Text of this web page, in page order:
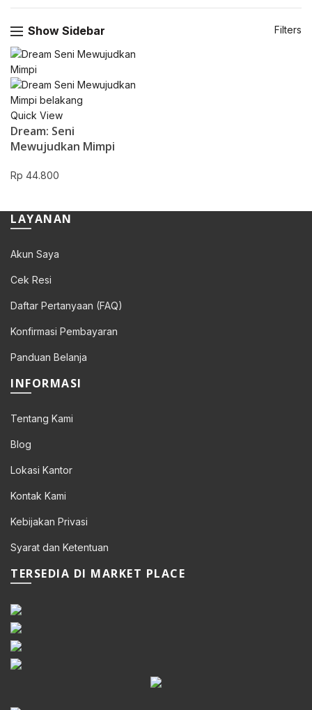
Show Sidebar Filters
Quick View
Dream: Seni
Mewujudkan Mimpi
Rp 44.800
LAYANAN
Akun Saya
Cek Resi
Daftar Pertanyaan (FAQ)
Konfirmasi Pembayaran
Panduan Belanja
INFORMASI
Tentang Kami
Blog
Lokasi Kantor
Kontak Kami
Kebijakan Privasi
Syarat dan Ketentuan
TERSEDIA DI MARKET PLACE